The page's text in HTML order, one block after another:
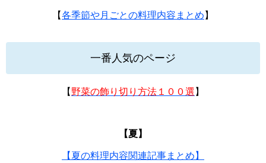
【各季節や月ごとの料理内容まとめ 】
一番人気のページ
【 野菜の飾り切り方法１００選 】
【夏】
【夏の料理内容関連記事まとめ】